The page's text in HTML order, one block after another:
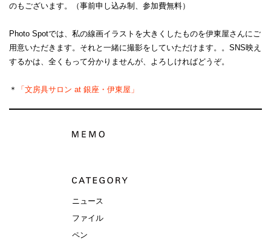
のもございます。（事前申し込み制、参加費無料）
Photo Spotでは、私の線画イラストを大きくしたものを伊東屋さんにご
用意いただきます。それと一緒に撮影をしていただけます。。SNS映え
するかは、全くもって分かりませんが、よろしければどうぞ。
＊ 「文房具サロン at 銀座・伊東屋」
ニュース
ファイル
ペン